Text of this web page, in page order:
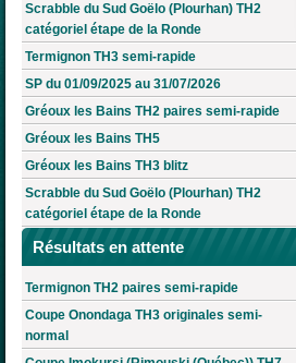
Scrabble du Sud Goëlo (Plourhan) TH2
catégoriel étape de la Ronde
Termignon TH3 semi-rapide
SP du 01/09/2025 au 31/07/2026
Gréoux les Bains TH2 paires semi-rapide
Gréoux les Bains TH5
Gréoux les Bains TH3 blitz
Scrabble du Sud Goëlo (Plourhan) TH2
catégoriel étape de la Ronde
Résultats en attente
Termignon TH2 paires semi-rapide
Coupe Onondaga TH3 originales semi-
normal